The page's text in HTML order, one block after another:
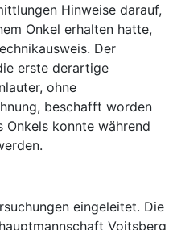
Hinweise darauf,
Onkel erhalten hatte,
Der
erste derartige
ohne
beschafft worden
Onkels konnte während
eingeleitet. Die
Voitsberg